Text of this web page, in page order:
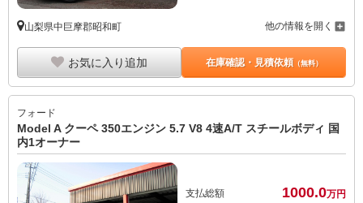
山梨県中巨摩郡昭和町 他の情報を開く
お気に入り追加 在庫確認・見積依頼（無料）
フォード
Model A クーペ 350エンジン 5.7 V8 4速A/T スチールボディ 国
内1オーナー
支払総額 1000.0万円